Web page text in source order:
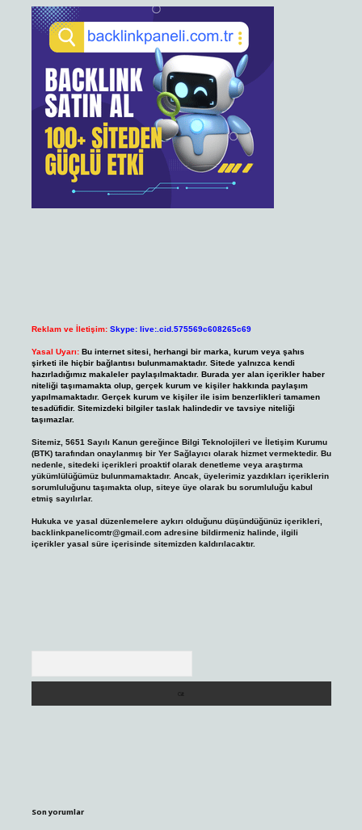
Reklam ve İletişim: Skype: live:.cid.575569c608265c69
Yasal Uyarı: Bu internet sitesi, herhangi bir marka, kurum veya şahıs
şirketi ile hiçbir bağlantısı bulunmamaktadır. Sitede yalnızca kendi
hazırladığımız makaleler paylaşılmaktadır. Burada yer alan içerikler haber
niteliği taşımamakta olup, gerçek kurum ve kişiler hakkında paylaşım
yapılmamaktadır. Gerçek kurum ve kişiler ile isim benzerlikleri tamamen
tesadüfidir. Sitemizdeki bilgiler taslak halindedir ve tavsiye niteliği
taşımazlar.
Sitemiz, 5651 Sayılı Kanun gereğince Bilgi Teknolojileri ve İletişim Kurumu
(BTK) tarafından onaylanmış bir Yer Sağlayıcı olarak hizmet vermektedir. Bu
nedenle, sitedeki içerikleri proaktif olarak denetleme veya araştırma
yükümlülüğümüz bulunmamaktadır. Ancak, üyelerimiz yazdıkları içeriklerin
sorumluluğunu taşımakta olup, siteye üye olarak bu sorumluluğu kabul
etmiş sayılırlar.
Hukuka ve yasal düzenlemelere aykırı olduğunu düşündüğünüz içerikleri,
backlinkpanelicomtr@gmail.comadresine bildirmeniz halinde, ilgili
içerikler yasal süre içerisinde sitemizden kaldırılacaktır.
Son yorumlar